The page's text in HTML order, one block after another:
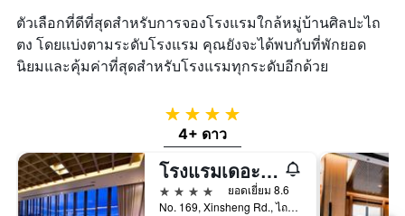
ตัวเลือกที่ดีที่สุดสำหรับการจองโรงแรมใกล้หมู่บ้านศิลปะไถ
ตง โดยแบ่งตามระดับโรงแรม คุณยังจะได้พบกับที่พักยอด
นิยมและคุ้มค่าที่สุดสำหรับโรงแรมทุกระดับอีกด้วย
4 ดาว
4+ ดาว
โรงแรมเดอะกายา
4 ดาว
ยอดเยี่ยม 8.6
No. 169, Xinsheng Rd., ไถตง, ไต้หวัน